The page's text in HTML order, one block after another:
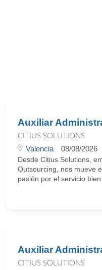
Auxiliar
CITIUS SOLUTIONS
Valencia 08/08/2026
Desde Citius Solutions,
Outsourcing, nos mueve
pasión por el servicio bien
Auxiliar
CITIUS SOLUTIONS